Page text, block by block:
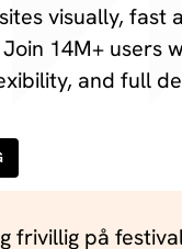
visually, fast
14M+ users
and full
frivillig på